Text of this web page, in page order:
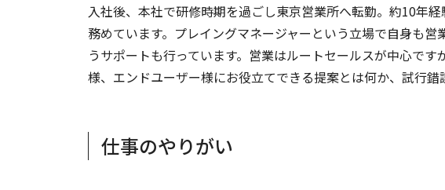
入社後、本社で研修時期を過ごし東京営業所へ転勤。約10年
務めています。プレイングマネージャーという立場で自身も
うサポートも行っています。営業はルートセールスが中心で
様、エンドユーザー様にお役立てできる提案とは何か、試行錯
仕事のやりがい